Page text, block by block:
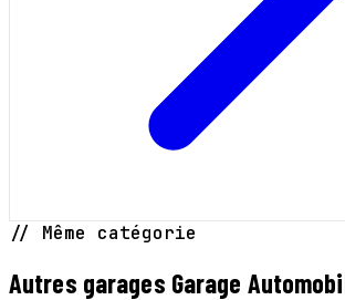
// Même catégorie
Autres garages Garage